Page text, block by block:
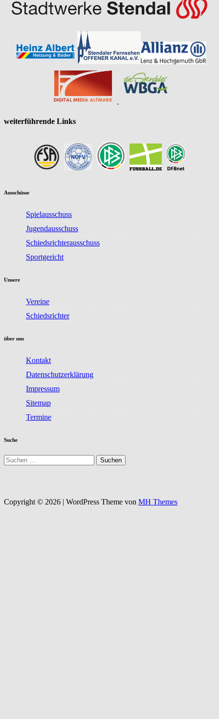
weiterführende Links
Ausschüsse
Spielausschuss
Jugendausschuss
Schiedsrichterausschuss
Sportgericht
Unsere
Vereine
Schiedsrichter
über uns
Kontakt
Datenschutzerklärung
Impressum
Sitemap
Termine
Suche
Suchen
nach:
Copyright © 2026 | WordPress Theme von MH Themes